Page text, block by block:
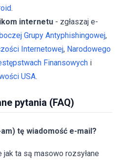
.
internetu - zgłaszaj e-
Grupy Antyphishingowej,
Internetowej, Narodowego
Finansowych i
USA.
pytania (FAQ)
tę wiadomość e-mail?
ta są masowo rozsyłane